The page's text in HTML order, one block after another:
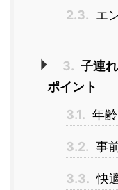
2.3. エ
3. 子連
ポイント
3.1. 年
3.2. 事
3.3. 快